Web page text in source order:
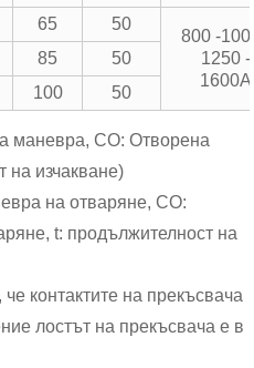
65 50
800 -
1250 -
1600A
85
50
100 50
маневра, CO: Отворена
на изчакване)
на отваряне, CO:
t: продължителност на
контактите на прекъсвача
лостът на прекъсвача е в